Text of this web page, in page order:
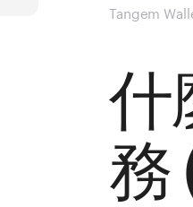
Tangem
什
務